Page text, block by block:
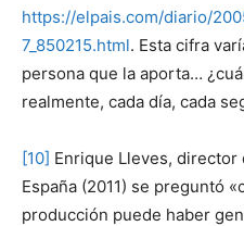
https://elpais.com/diario/
7_850215.html. Esta cifra
persona que la aporta…
realmente, cada día, cada
[10] Enrique Lleves, director
España (2011) se preguntó
producción puede haber